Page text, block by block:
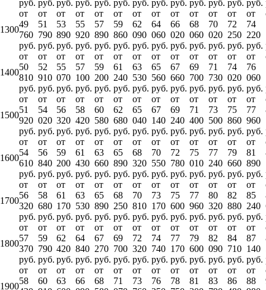
руб. руб. руб. руб. руб. руб. руб. руб. руб. руб. руб. руб. руб.
1300
от
49
760
руб.
от
51
790
руб.
от
53
890
руб.
от
55
920
руб.
от
57
890
руб.
от
59
860
руб.
от
62
090
руб.
от
64
060
руб.
от
66
020
руб.
от
68
060
руб.
от
70
020
руб.
от
72
250
руб.
от
74
220
руб.
1400
от
50
810
руб.
от
52
910
руб.
от
55
070
руб.
от
57
100
руб.
от
59
200
руб.
от
61
240
руб.
от
63
530
руб.
от
65
560
руб.
от
67
660
руб.
от
69
700
руб.
от
71
730
руб.
от
74
020
руб.
от
76
060
руб.
1500
от
51
920
руб.
от
54
020
руб.
от
56
320
руб.
от
58
420
руб.
от
60
580
руб.
от
62
680
руб.
от
65
040
руб.
от
67
140
руб.
от
69
240
руб.
от
71
400
руб.
от
73
500
руб.
от
75
860
руб.
от
77
960
руб.
1600
от
54
610
руб.
от
56
840
руб.
от
59
200
руб.
от
61
430
руб.
от
63
660
руб.
от
65
890
руб.
от
68
320
руб.
от
70
550
руб.
от
72
780
руб.
от
75
010
руб.
от
77
240
руб.
от
79
660
руб.
от
81
890
руб.
1700
от
56
320
руб.
от
58
680
руб.
от
61
170
руб.
от
63
530
руб.
от
65
890
руб.
от
68
250
руб.
от
70
810
руб.
от
73
170
руб.
от
75
600
руб.
от
77
960
руб.
от
80
320
руб.
от
82
880
руб.
от
85
240
руб.
1800
от
57
370
руб.
от
59
790
руб.
от
62
420
руб.
от
64
840
руб.
от
67
270
руб.
от
69
700
руб.
от
72
320
руб.
от
74
740
руб.
от
77
170
руб.
от
79
600
руб.
от
82
090
руб.
от
84
710
руб.
от
87
140
руб.
1900
от
58
от
60
от
63
от
66
от
68
от
71
от
73
от
76
от
78
от
81
от
83
от
86
от
88